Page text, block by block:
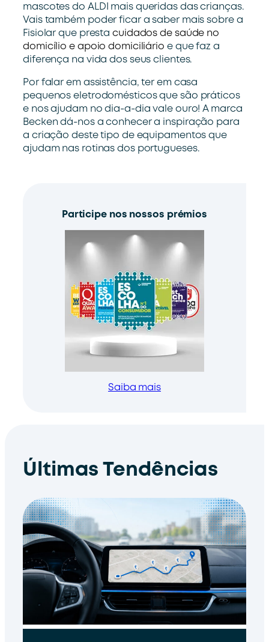
mascotes do ALDI mais queridas das crianças.
Vais também poder ficar a saber mais sobre a
Fisiolar que presta cuidados de saúde no
domicílio e apoio domiciliário e que faz a
diferença na vida dos seus clientes.
Por falar em assistência, ter em casa
pequenos eletrodomésticos que são práticos
e nos ajudam no dia-a-dia vale ouro! A marca
Becken dá-nos a conhecer a inspiração para
a criação deste tipo de equipamentos que
ajudam nas rotinas dos portugueses.
Participe nos nossos prémios
Saiba mais
Últimas Tendências